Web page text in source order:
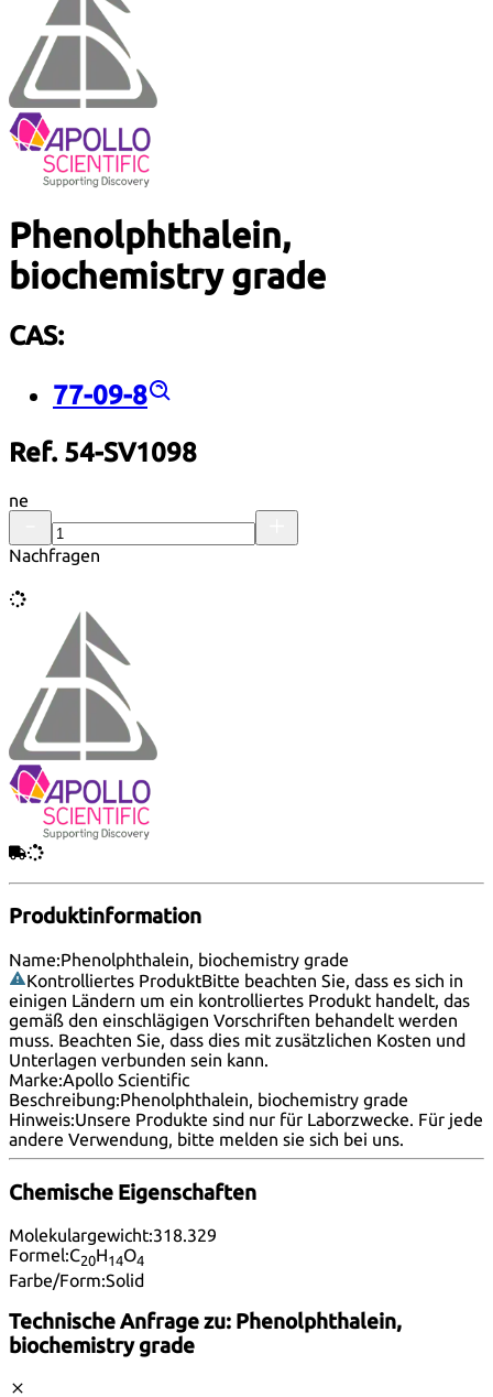
Phenolphthalein,
biochemistry grade
CAS:
77-09-8
Ref. 54-SV1098
ne
Nachfragen
Produktinformation
Name:Phenolphthalein, biochemistry grade
Kontrolliertes ProduktBitte beachten Sie, dass es sich in
einigen Ländern um ein kontrolliertes Produkt handelt, das
gemäß den einschlägigen Vorschriften behandelt werden
muss. Beachten Sie, dass dies mit zusätzlichen Kosten und
Unterlagen verbunden sein kann.
Marke:Apollo Scientific
Beschreibung:Phenolphthalein, biochemistry grade
Hinweis:Unsere Produkte sind nur für Laborzwecke. Für jede
andere Verwendung, bitte melden sie sich bei uns.
Chemische Eigenschaften
Molekulargewicht:318.329
Formel:C20H14O4
Farbe/Form:Solid
Technische Anfrage zu: Phenolphthalein,
biochemistry grade